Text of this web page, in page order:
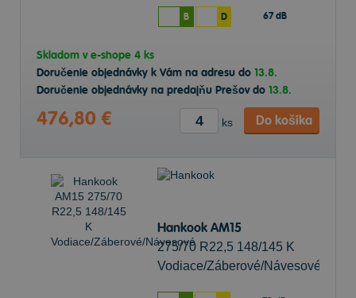
B D 67 dB
Skladom ve-shope 4 ks
Doručenie objednávky k Vám na adresu do 13.8.
Doručenie objednávky na predajňu Prešov do 13.8.
476,80 € ks Do košíka
Hankook AM15
275/70 R22,5 148/145 K
Vodiace/Záberové/Návesové